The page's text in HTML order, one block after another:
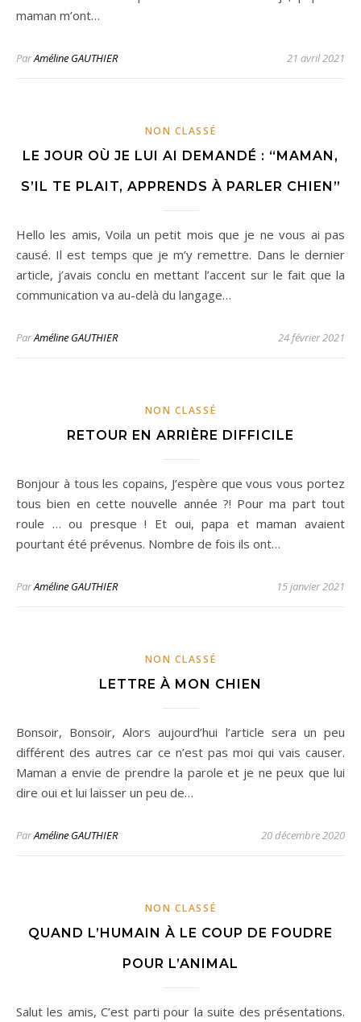
maman m’ont…
ParAméline GAUTHIER 21 avril 2021
NON CLASSÉ
LE JOUR OÙ JE LUI AI DEMANDÉ : “MAMAN,
S’IL TE PLAIT, APPRENDS À PARLER CHIEN”
Hello les amis, Voila un petit mois que je ne vous ai pas
causé. Il est temps que je m’y remettre. Dans le dernier
article, j’avais conclu en mettant l’accent sur le fait que la
communication va au-delà du langage…
ParAméline GAUTHIER 24 février 2021
NON CLASSÉ
RETOUR EN ARRIÈRE DIFFICILE
Bonjour à tous les copains, J’espère que vous vous portez
tous bien en cette nouvelle année ?! Pour ma part tout
roule … ou presque ! Et oui, papa et maman avaient
pourtant été prévenus. Nombre de fois ils ont…
ParAméline GAUTHIER 15 janvier 2021
NON CLASSÉ
LETTRE À MON CHIEN
Bonsoir, Bonsoir, Alors aujourd’hui l’article sera un peu
différent des autres car ce n’est pas moi qui vais causer.
Maman a envie de prendre la parole et je ne peux que lui
dire oui et lui laisser un peu de…
ParAméline GAUTHIER 20 décembre 2020
NON CLASSÉ
QUAND L’HUMAIN À LE COUP DE FOUDRE
POUR L’ANIMAL
Salut les amis, C’est parti pour la suite des présentations.